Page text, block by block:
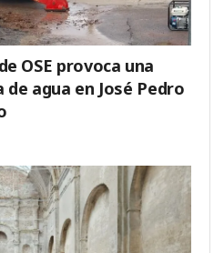
OSE provoca una
agua en José Pedro